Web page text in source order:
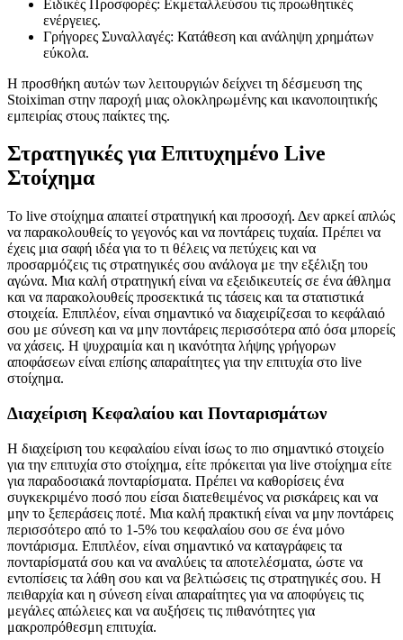
Ειδικές Προσφορές: Εκμεταλλεύσου τις προωθητικές
ενέργειες.
Γρήγορες Συναλλαγές: Κατάθεση και ανάληψη χρημάτων
εύκολα.
Η προσθήκη αυτών των λειτουργιών δείχνει τη δέσμευση της
Stoiximan στην παροχή μιας ολοκληρωμένης και ικανοποιητικής
εμπειρίας στους παίκτες της.
Στρατηγικές για Επιτυχημένο Live
Στοίχημα
Το live στοίχημα απαιτεί στρατηγική και προσοχή. Δεν αρκεί απλώς
να παρακολουθείς το γεγονός και να ποντάρεις τυχαία. Πρέπει να
έχεις μια σαφή ιδέα για το τι θέλεις να πετύχεις και να
προσαρμόζεις τις στρατηγικές σου ανάλογα με την εξέλιξη του
αγώνα. Μια καλή στρατηγική είναι να εξειδικευτείς σε ένα άθλημα
και να παρακολουθείς προσεκτικά τις τάσεις και τα στατιστικά
στοιχεία. Επιπλέον, είναι σημαντικό να διαχειρίζεσαι το κεφάλαιό
σου με σύνεση και να μην ποντάρεις περισσότερα από όσα μπορείς
να χάσεις. Η ψυχραιμία και η ικανότητα λήψης γρήγορων
αποφάσεων είναι επίσης απαραίτητες για την επιτυχία στο live
στοίχημα.
Διαχείριση Κεφαλαίου και Πονταρισμάτων
Η διαχείριση του κεφαλαίου είναι ίσως το πιο σημαντικό στοιχείο
για την επιτυχία στο στοίχημα, είτε πρόκειται για live στοίχημα είτε
για παραδοσιακά πονταρίσματα. Πρέπει να καθορίσεις ένα
συγκεκριμένο ποσό που είσαι διατεθειμένος να ρισκάρεις και να
μην το ξεπεράσεις ποτέ. Μια καλή πρακτική είναι να μην ποντάρεις
περισσότερο από το 1-5% του κεφαλαίου σου σε ένα μόνο
ποντάρισμα. Επιπλέον, είναι σημαντικό να καταγράφεις τα
πονταρίσματά σου και να αναλύεις τα αποτελέσματα, ώστε να
εντοπίσεις τα λάθη σου και να βελτιώσεις τις στρατηγικές σου. Η
πειθαρχία και η σύνεση είναι απαραίτητες για να αποφύγεις τις
μεγάλες απώλειες και να αυξήσεις τις πιθανότητες για
μακροπρόθεσμη επιτυχία.